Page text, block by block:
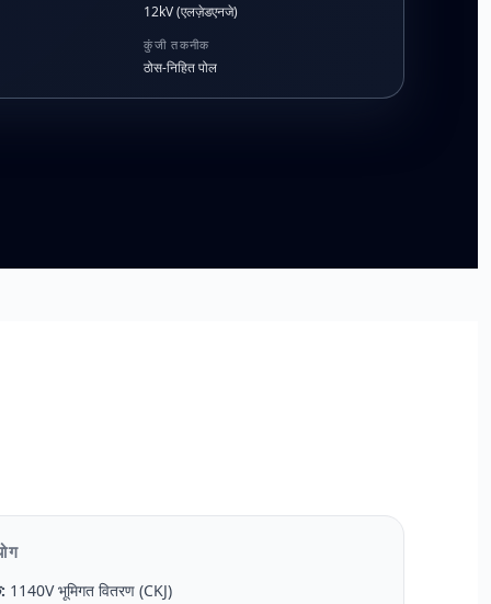
12kV (एलज़ेडएनजे)
कुंजी तकनीक
ठोस-निहित पोल
1140V भूमिगत वितरण (CKJ)